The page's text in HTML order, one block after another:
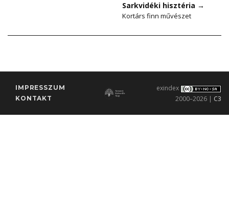
Sarkvidéki hisztéria →
Kortárs finn művészet
IMPRESSZUM
KONTAKT
exindex
2000–2026 | C3